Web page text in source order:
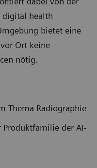
digital health
bietet eine
Ort keine
nötig.
Thema Radiographie
der AI-